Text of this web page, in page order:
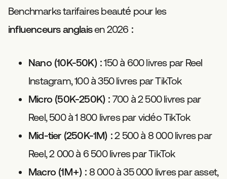
Benchmarks tarifaires beauté pour les
influenceurs anglaisen 2026 :
Nano (10K-50K) :150 à 600 livres par Reel
Instagram, 100 à 350 livres par TikTok
Micro (50K-250K) : 700 à 2 500 livres par
Reel, 500 à 1 800 livres par vidéo TikTok
Mid-tier (250K-1M) :2 500 à 8 000 livres par
Reel, 2 000 à 6 500 livres par TikTok
Macro (1M+) : 8 000 à 35 000 livres par asset,